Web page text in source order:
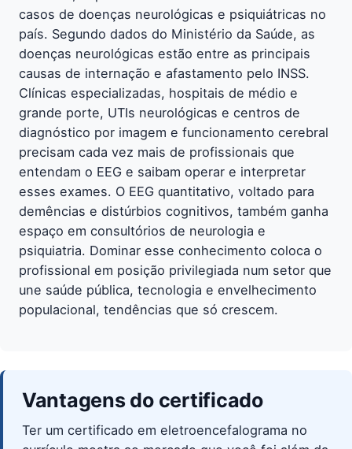
casos de doenças neurológicas e psiquiátricas no
país. Segundo dados do Ministério da Saúde, as
doenças neurológicas estão entre as principais
causas de internação e afastamento pelo INSS.
Clínicas especializadas, hospitais de médio e
grande porte, UTIs neurológicas e centros de
diagnóstico por imagem e funcionamento cerebral
precisam cada vez mais de profissionais que
entendam o EEG e saibam operar e interpretar
esses exames. O EEG quantitativo, voltado para
demências e distúrbios cognitivos, também ganha
espaço em consultórios de neurologia e
psiquiatria. Dominar esse conhecimento coloca o
profissional em posição privilegiada num setor que
une saúde pública, tecnologia e envelhecimento
populacional, tendências que só crescem.
Vantagens do certificado
Ter um certificado em eletroencefalograma no